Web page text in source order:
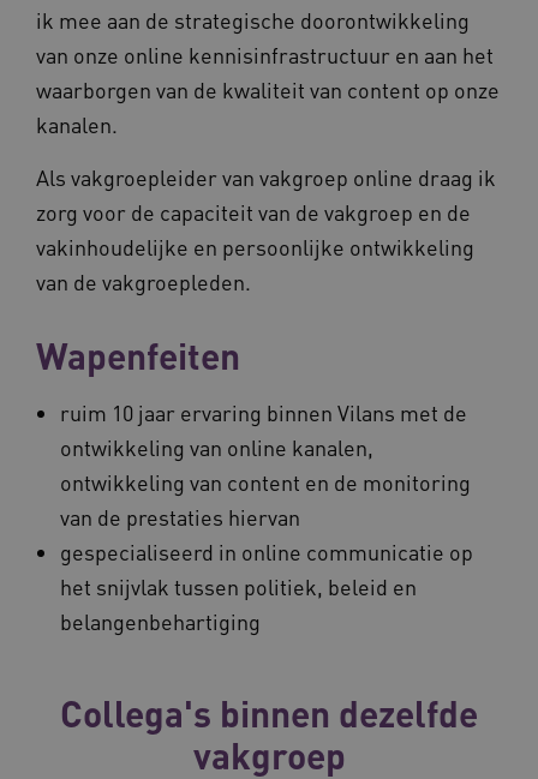
ik mee aan de strategische doorontwikkeling
van onze online kennisinfrastructuur en aan het
waarborgen van de kwaliteit van content op onze
kanalen.
Als vakgroepleider van vakgroep online draag ik
zorg voor de capaciteit van de vakgroep en de
vakinhoudelijke en persoonlijke ontwikkeling
van de vakgroepleden.
Wapenfeiten
ruim 10 jaar ervaring binnen Vilans met de
ontwikkeling van online kanalen,
ontwikkeling van content en de monitoring
van de prestaties hiervan
gespecialiseerd in online communicatie op
het snijvlak tussen politiek, beleid en
belangenbehartiging
Collega's binnen dezelfde
vakgroep